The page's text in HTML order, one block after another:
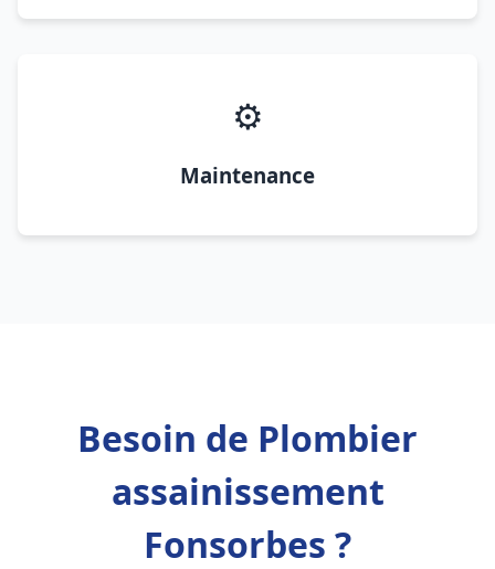
⚙️
Maintenance
Besoin de Plombier
assainissement
Fonsorbes ?